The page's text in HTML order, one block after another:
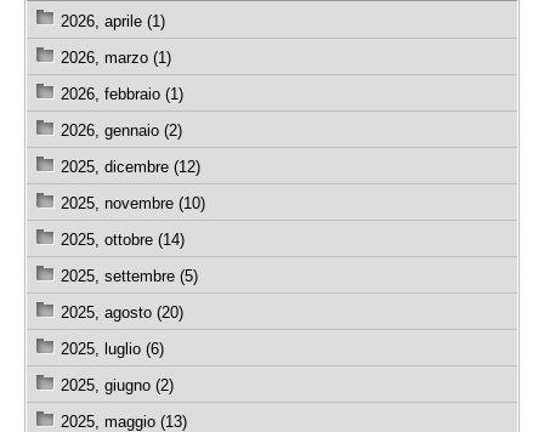
2026, aprile (1)
2026, marzo (1)
2026, febbraio (1)
2026, gennaio (2)
2025, dicembre (12)
2025, novembre (10)
2025, ottobre (14)
2025, settembre (5)
2025, agosto (20)
2025, luglio (6)
2025, giugno (2)
2025, maggio (13)